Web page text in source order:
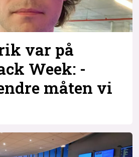
var på
Week: -
måten vi